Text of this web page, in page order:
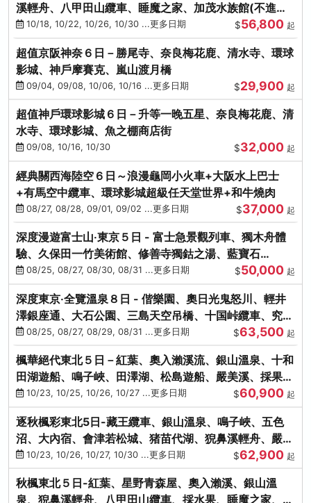
溪輕舟、八甲田山纜車、睡魔之家、加茂水族館(不進店)
(庄內/庄內)
10/18, 10/22, 10/26, 10/30 ...更多日期 $56,800 起
超值京阪神奈６日－勝尾寺、奈良梅花鹿、清水寺、環球
影城、神戶摩賽克、嵐山渡月橋
09/04, 09/08, 10/06, 10/16 ...更多日期 $29,900 起
超值神戶環球影城６日－升等一晚五星、奈良梅花鹿、清
水寺、環球影城、魚之棚商店街
09/08, 10/16, 10/30 $32,000 起
經典關西海陸空６日～浪漫龜岡小火車+大阪水上巴士
+有馬空中纜車、環球影城超級任天堂世界+和牛燒肉
08/27, 08/28, 09/01, 09/02 ...更多日期 $37,000 起
深度漫遊富士山‧東京５日 - 富士急景觀列車、獨木舟體
驗、久保田一竹美術館、修善寺獨鈷之湯、藍寶石
SAPHIR踴子號
08/25, 08/27, 08/30, 08/31 ...更多日期 $50,000 起
深度東京‧全覽溫泉８日 - 偕樂園、奧日光鬼怒川、輕井
澤銀座通、大石公園、三島天空吊橋、十国峠纜車、究極
海鮮食べ放題
08/25, 08/27, 08/29, 08/31 ...更多日期 $63,500 起
楓華絕代東北５日－紅葉、奧入瀨溪流、銀山溫泉、十和
田湖遊船、鳴子峽、田澤湖、松島遊船、嚴美溪、採果烤
牡蠣10/23, 10/25, 10/26, 10/27 ...更多日期 $60,900 起
逐秋楓彩東北5日-藏王纜車、銀山溫泉、鳴子峽、五色
沼、大內宿、會津若松城、猪苗代湖、猊鼻溪輕舟、嚴美
溪、松島海灣遊船
10/23, 10/26, 10/27, 10/30 ...更多日期 $62,900 起
秋楓東北５日-紅葉、星野青森屋、奧入瀨溪、銀山溫
泉、猊鼻溪輕舟、八甲田山纜車、採水果、睡魔之家、法